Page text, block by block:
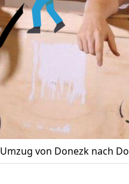
Umzug von Donezk nach